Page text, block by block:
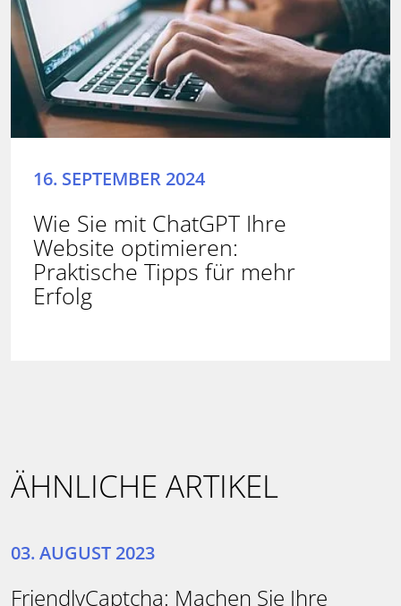
16. SEPTEMBER 2024
Wie Sie mit ChatGPT Ihre
Website optimieren:
Praktische Tipps für mehr
Erfolg
ÄHNLICHE ARTIKEL
03. AUGUST 2023
FriendlyCaptcha: Machen Sie Ihre